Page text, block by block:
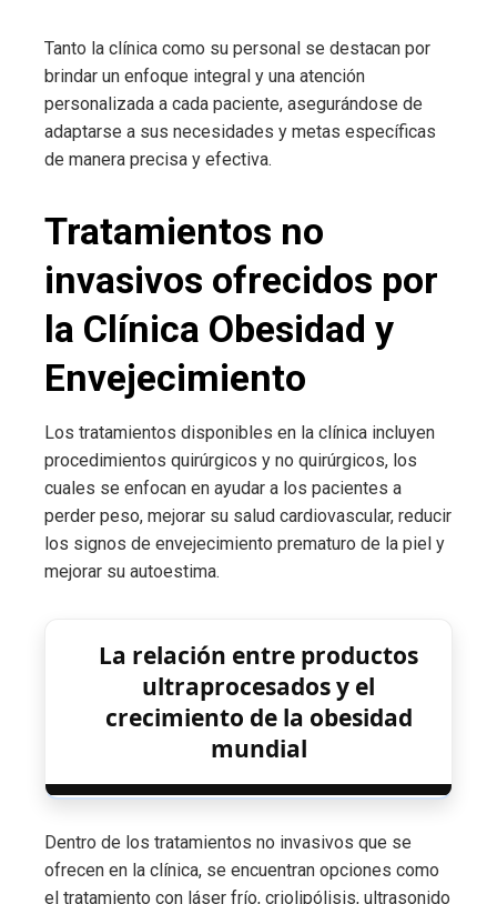
Tanto la clínica como su personal se destacan por
brindar un enfoque integral y una atención
personalizada a cada paciente, asegurándose de
adaptarse a sus necesidades y metas específicas
de manera precisa y efectiva.
Tratamientos no
invasivos ofrecidos por
la Clínica Obesidad y
Envejecimiento
Los tratamientos disponibles en la clínica incluyen
procedimientos quirúrgicos y no quirúrgicos, los
cuales se enfocan en ayudar a los pacientes a
perder peso, mejorar su salud cardiovascular, reducir
los signos de envejecimiento prematuro de la piel y
mejorar su autoestima.
La relación entre productos
ultraprocesados y el
crecimiento de la obesidad
mundial
Dentro de los tratamientos no invasivos que se
ofrecen en la clínica, se encuentran opciones como
el tratamiento con láser frío, criolipólisis, ultrasonido